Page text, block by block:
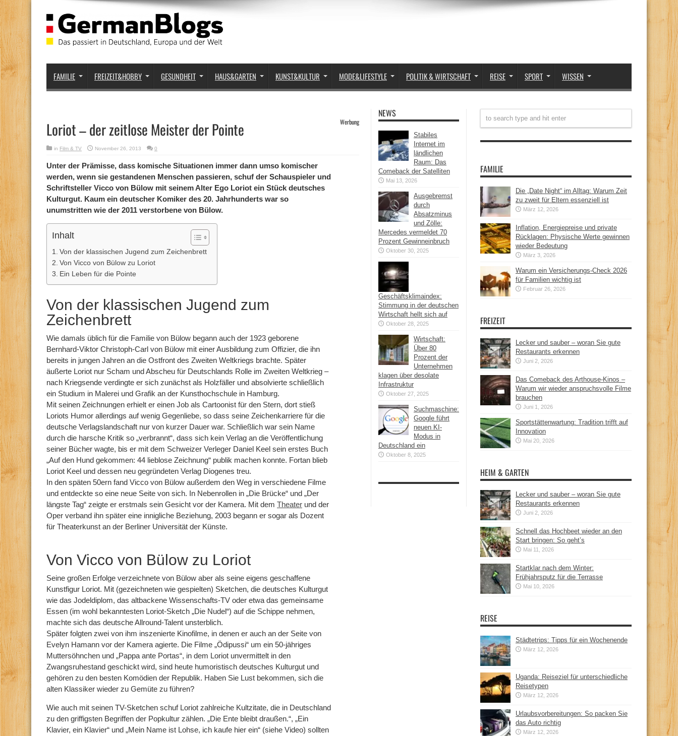
FAMILIE FREIZEIT&HOBBY GESUNDHEIT HAUS&GARTEN KUNST&KULTUR MODE&LIFESTYLE POLITIK & WIRTSCHAFT REISE SPORT WISSEN
Loriot – der zeitlose Meister der Pointe Werbung
in Film & TV November 26, 2013 0
Unter der Prämisse, dass komische Situationen immer dann umso komischer
werden, wenn sie gestandenen Menschen passieren, schuf der Schauspieler und
Schriftsteller Vicco von Bülow mit seinem Alter Ego Loriot ein Stück deutsches
Kulturgut. Kaum ein deutscher Komiker des 20. Jahrhunderts war so
unumstritten wie der 2011 verstorbene von Bülow.
Inhalt
Von der klassischen Jugend zum Zeichenbrett
Von Vicco von Bülow zu Loriot
Ein Leben für die Pointe
Von der klassischen Jugend zum
Zeichenbrett
Wie damals üblich für die Familie von Bülow begann auch der 1923 geborene
Bernhard-Viktor Christoph-Carl von Bülow mit einer Ausbildung zum Offizier, die ihn
bereits in jungen Jahren an die Ostfront des Zweiten Weltkriegs brachte. Später
äußerte Loriot nur Scham und Abscheu für Deutschlands Rolle im Zweiten Weltkrieg –
nach Kriegsende verdingte er sich zunächst als Holzfäller und absolvierte schließlich
ein Studium in Malerei und Grafik an der Kunsthochschule in Hamburg.
Mit seinen Zeichnungen erhielt er einen Job als Cartoonist für den Stern, dort stieß
Loriots Humor allerdings auf wenig Gegenliebe, so dass seine Zeichenkarriere für die
deutsche Verlagslandschaft nur von kurzer Dauer war. Schließlich war sein Name
durch die harsche Kritik so „verbrannt“, dass sich kein Verlag an die Veröffentlichung
seiner Bücher wagte, bis er mit dem Schweizer Verleger Daniel Keel sein erstes Buch
„Auf den Hund gekommen: 44 lieblose Zeichnung“ publik machen konnte. Fortan blieb
Loriot Keel und dessen neu gegründeten Verlag Diogenes treu.
In den späten 50ern fand Vicco von Bülow außerdem den Weg in verschiedene Filme
und entdeckte so eine neue Seite von sich. In Nebenrollen in „Die Brücke“ und „Der
längste Tag“ zeigte er erstmals sein Gesicht vor der Kamera. Mit dem Theater und der
Oper verband ihn später eine innigliche Beziehung, 2003 begann er sogar als Dozent
für Theaterkunst an der Berliner Universität der Künste.
Von Vicco von Bülow zu Loriot
Seine großen Erfolge verzeichnete von Bülow aber als seine eigens geschaffene
Kunstfigur Loriot. Mit (gezeichneten wie gespielten) Sketchen, die deutsches Kulturgut
wie das Jodeldiplom, das altbackene Wissenschafts-TV oder etwa das gemeinsame
Essen (im wohl bekanntesten Loriot-Sketch „Die Nudel“) auf die Schippe nehmen,
machte sich das deutsche Allround-Talent unsterblich.
Später folgten zwei von ihm inszenierte Kinofilme, in denen er auch an der Seite von
Evelyn Hamann vor der Kamera agierte. Die Filme „Ödipussi“ um ein 50-jähriges
Muttersöhnchen und „Pappa ante Portas“, in dem Loriot unvermittelt in den
Zwangsruhestand geschickt wird, sind heute humoristisch deutsches Kulturgut und
gehören zu den besten Komödien der Republik. Haben Sie Lust bekommen, sich die
alten Klassiker wieder zu Gemüte zu führen?
Wie auch mit seinen TV-Sketchen schuf Loriot zahlreiche Kultzitate, die in Deutschland
zu den griffigsten Begriffen der Popkultur zählen. „Die Ente bleibt draußen.“, „Ein
Klavier, ein Klavier“ und „Mein Name ist Lohse, ich kaufe hier ein“ (siehe Video) sollten
NEWS
Stabiles
Internet im
ländlichen
Raum: Das
Comeback der Satelliten
Mai 13, 2026
Ausgebremst
durch
Absatzminus
und Zölle:
Mercedes vermeldet 70
Prozent Gewinneinbruch
Oktober 30, 2025
Geschäftsklimaindex:
Stimmung in der deutschen
Wirtschaft hellt sich auf
Oktober 28, 2025
Wirtschaft:
Über 80
Prozent der
Unternehmen
klagen über desolate
Infrastruktur
Oktober 27, 2025
Suchmaschine:
Google führt
neuen KI-
Modus in
Deutschland ein
Oktober 8, 2025
FAMILIE
Die „Date Night“ im Alltag: Warum Zeit
zu zweit für Eltern essenziell ist
März 12, 2026
Inflation, Energiepreise und private
Rücklagen: Physische Werte gewinnen
wieder Bedeutung
März 3, 2026
Warum ein Versicherungs-Check 2026
für Familien wichtig ist
Februar 26, 2026
FREIZEIT
Lecker und sauber – woran Sie gute
Restaurants erkennen
Juni 2, 2026
Das Comeback des Arthouse-Kinos –
Warum wir wieder anspruchsvolle Filme
brauchen
Juni 1, 2026
Sportstättenwartung: Tradition trifft auf
Innovation
Mai 20, 2026
HEIM & GARTEN
Lecker und sauber – woran Sie gute
Restaurants erkennen
Juni 2, 2026
Schnell das Hochbeet wieder an den
Start bringen: So geht’s
Mai 11, 2026
Startklar nach dem Winter:
Frühjahrsputz für die Terrasse
Mai 10, 2026
REISE
Städtetrips: Tipps für ein Wochenende
März 12, 2026
Uganda: Reiseziel für unterschiedliche
Reisetypen
März 12, 2026
Urlaubsvorbereitungen: So packen Sie
das Auto richtig
März 12, 2026